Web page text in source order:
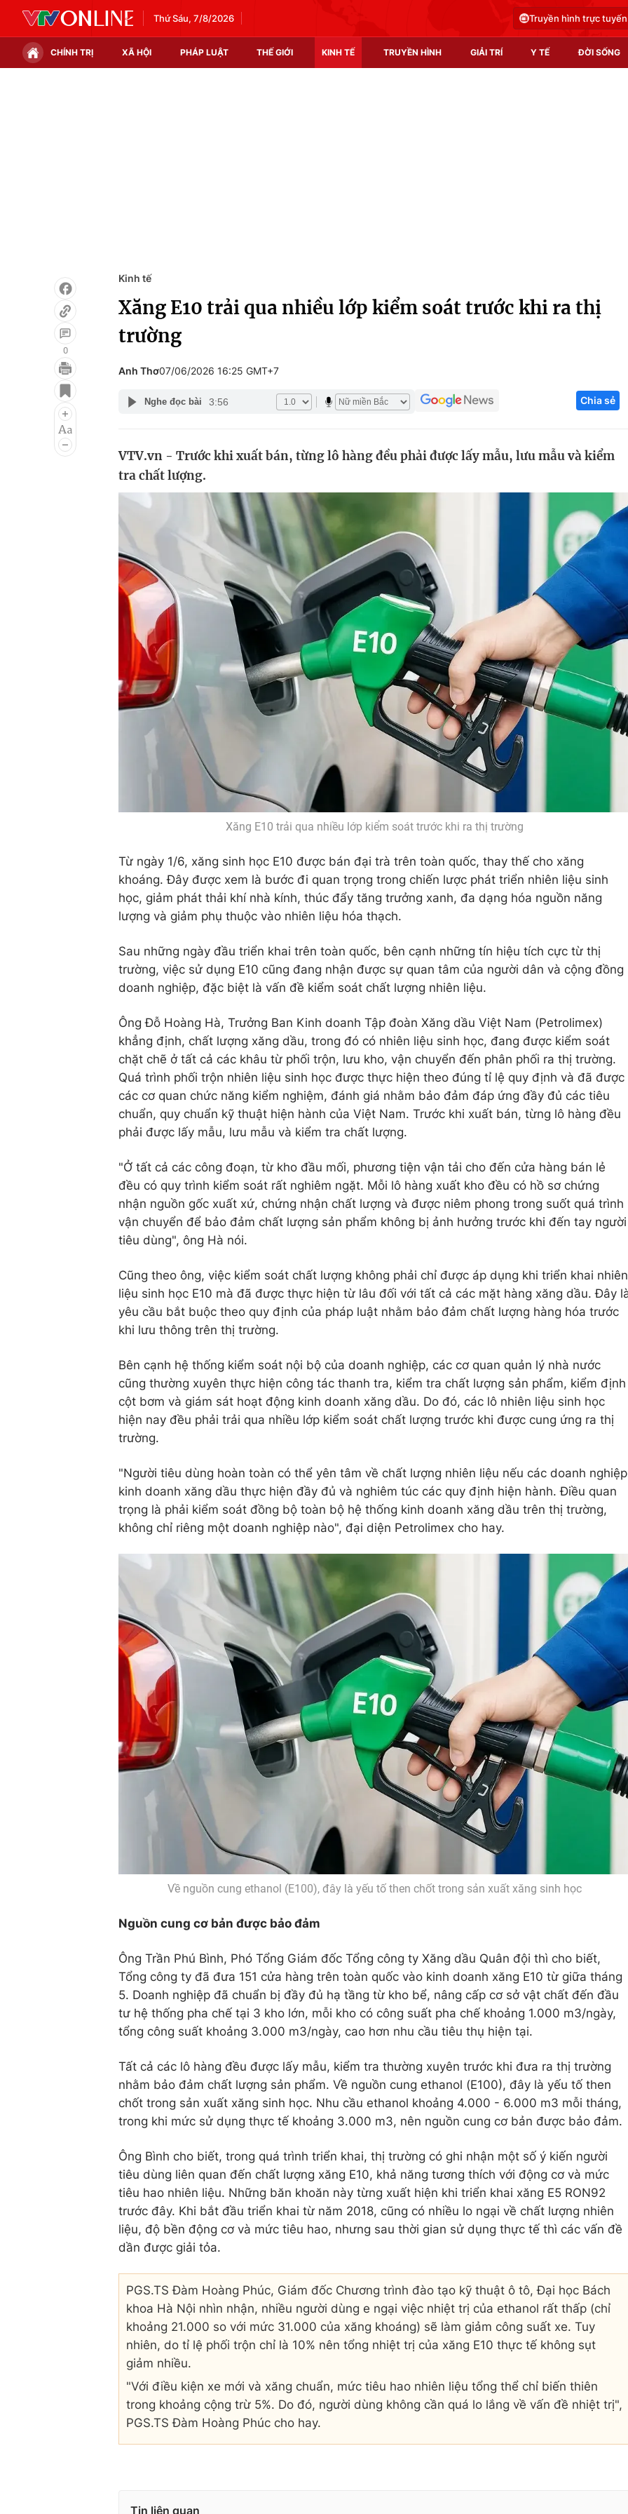
Thứ Sáu, 7/8/2026 Truyền hình trực tuyến
CHÍNH TRỊ XÃ HỘI PHÁP LUẬT THẾ GIỚI KINH TẾ TRUYỀN HÌNH GIẢI TRÍ Y TẾ ĐỜI SỐNG
Infographic
Điện ảnh
Âm nhạc
Du lịch
Chất lượng cuộc sống
Tuyển sinh
Hitech Công
Thị trường
Tư vấn
0
Kinh tế
Xăng E10 trải qua nhiều lớp kiểm soát trước khi ra thị
trường
Anh Thơ07/06/2026 16:25 GMT+7
Nghe đọc bài 3:56 Chia sẻ
VTV.vn - Trước khi xuất bán, từng lô hàng đều phải được lấy mẫu, lưu mẫu và kiểm
tra chất lượng.
Xăng E10 trải qua nhiều lớp kiểm soát trước khi ra thị trường
Từ ngày 1/6, xăng sinh học E10 được bán đại trà trên toàn quốc, thay thế cho xăng
khoáng. Đây được xem là bước đi quan trọng trong chiến lược phát triển nhiên liệu sinh
học, giảm phát thải khí nhà kính, thúc đẩy tăng trưởng xanh, đa dạng hóa nguồn năng
lượng và giảm phụ thuộc vào nhiên liệu hóa thạch.
Sau những ngày đầu triển khai trên toàn quốc, bên cạnh những tín hiệu tích cực từ thị
trường, việc sử dụng E10 cũng đang nhận được sự quan tâm của người dân và cộng đồng
doanh nghiệp, đặc biệt là vấn đề kiểm soát chất lượng nhiên liệu.
Ông Đỗ Hoàng Hà, Trưởng Ban Kinh doanh Tập đoàn Xăng dầu Việt Nam (Petrolimex)
khẳng định, chất lượng xăng dầu, trong đó có nhiên liệu sinh học, đang được kiểm soát
chặt chẽ ở tất cả các khâu từ phối trộn, lưu kho, vận chuyển đến phân phối ra thị trường.
Quá trình phối trộn nhiên liệu sinh học được thực hiện theo đúng tỉ lệ quy định và đã được
các cơ quan chức năng kiểm nghiệm, đánh giá nhằm bảo đảm đáp ứng đầy đủ các tiêu
chuẩn, quy chuẩn kỹ thuật hiện hành của Việt Nam. Trước khi xuất bán, từng lô hàng đều
phải được lấy mẫu, lưu mẫu và kiểm tra chất lượng.
"Ở tất cả các công đoạn, từ kho đầu mối, phương tiện vận tải cho đến cửa hàng bán lẻ
đều có quy trình kiểm soát rất nghiêm ngặt. Mỗi lô hàng xuất kho đều có hồ sơ chứng
nhận nguồn gốc xuất xứ, chứng nhận chất lượng và được niêm phong trong suốt quá trình
vận chuyển để bảo đảm chất lượng sản phẩm không bị ảnh hưởng trước khi đến tay người
tiêu dùng", ông Hà nói.
Cũng theo ông, việc kiểm soát chất lượng không phải chỉ được áp dụng khi triển khai nhiên
liệu sinh học E10 mà đã được thực hiện từ lâu đối với tất cả các mặt hàng xăng dầu. Đây
yêu cầu bắt buộc theo quy định của pháp luật nhằm bảo đảm chất lượng hàng hóa trước
khi lưu thông trên thị trường.
Bên cạnh hệ thống kiểm soát nội bộ của doanh nghiệp, các cơ quan quản lý nhà nước
cũng thường xuyên thực hiện công tác thanh tra, kiểm tra chất lượng sản phẩm, kiểm định
cột bơm và giám sát hoạt động kinh doanh xăng dầu. Do đó, các lô nhiên liệu sinh học
hiện nay đều phải trải qua nhiều lớp kiểm soát chất lượng trước khi được cung ứng ra thị
trường.
"Người tiêu dùng hoàn toàn có thể yên tâm về chất lượng nhiên liệu nếu các doanh nghiệp
kinh doanh xăng dầu thực hiện đầy đủ và nghiêm túc các quy định hiện hành. Điều quan
trọng là phải kiểm soát đồng bộ toàn bộ hệ thống kinh doanh xăng dầu trên thị trường,
không chỉ riêng một doanh nghiệp nào", đại diện Petrolimex cho hay.
Về nguồn cung ethanol (E100), đây là yếu tố then chốt trong sản xuất xăng sinh học
Nguồn cung cơ bản được bảo đảm
Ông Trần Phú Bình, Phó Tổng Giám đốc Tổng công ty Xăng dầu Quân đội thì cho biết,
Tổng công ty đã đưa 151 cửa hàng trên toàn quốc vào kinh doanh xăng E10 từ giữa tháng
5. Doanh nghiệp đã chuẩn bị đầy đủ hạ tầng từ kho bể, nâng cấp cơ sở vật chất đến đầu
tư hệ thống pha chế tại 3 kho lớn, mỗi kho có công suất pha chế khoảng 1.000 m3/ngày,
tổng công suất khoảng 3.000 m3/ngày, cao hơn nhu cầu tiêu thụ hiện tại.
Tất cả các lô hàng đều được lấy mẫu, kiểm tra thường xuyên trước khi đưa ra thị trường
nhằm bảo đảm chất lượng sản phẩm. Về nguồn cung ethanol (E100), đây là yếu tố then
chốt trong sản xuất xăng sinh học. Nhu cầu ethanol khoảng 4.000 - 6.000 m3 mỗi tháng,
trong khi mức sử dụng thực tế khoảng 3.000 m3, nên nguồn cung cơ bản được bảo đảm.
Ông Bình cho biết, trong quá trình triển khai, thị trường có ghi nhận một số ý kiến người
tiêu dùng liên quan đến chất lượng xăng E10, khả năng tương thích với động cơ và mức
tiêu hao nhiên liệu. Những băn khoăn này từng xuất hiện khi triển khai xăng E5 RON92
trước đây. Khi bắt đầu triển khai từ năm 2018, cũng có nhiều lo ngại về chất lượng nhiên
liệu, độ bền động cơ và mức tiêu hao, nhưng sau thời gian sử dụng thực tế thì các vấn đề
dần được giải tỏa.
PGS.TS Đàm Hoàng Phúc, Giám đốc Chương trình đào tạo kỹ thuật ô tô, Đại học Bách
khoa Hà Nội nhìn nhận, nhiều người dùng e ngại việc nhiệt trị của ethanol rất thấp (chỉ
khoảng 21.000 so với mức 31.000 của xăng khoáng) sẽ làm giảm công suất xe. Tuy
nhiên, do tỉ lệ phối trộn chỉ là 10% nên tổng nhiệt trị của xăng E10 thực tế không sụt
giảm nhiều.
"Với điều kiện xe mới và xăng chuẩn, mức tiêu hao nhiên liệu tổng thể chỉ biến thiên
trong khoảng cộng trừ 5%. Do đó, người dùng không cần quá lo lắng về vấn đề nhiệt trị",
PGS.TS Đàm Hoàng Phúc cho hay.
Tin liên quan